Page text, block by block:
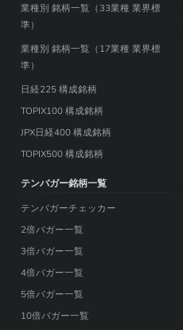
業種別 銘柄一覧（33業種 業界標
準）
業種別 銘柄一覧（17業種 業界標
準）
日経225 構成銘柄
TOPIX100 構成銘柄
JPX日経400 構成銘柄
TOPIX500 構成銘柄
テンバガー銘柄一覧
テンバガーチェッカー
2倍バガー一覧
3倍バガー一覧
4倍バガー一覧
5倍バガー一覧
10倍バガー一覧